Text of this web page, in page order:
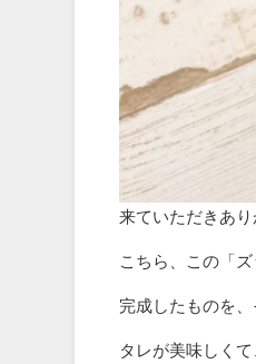
来ていただきあり
こちら、この「
完成したものを
タレが美味しく